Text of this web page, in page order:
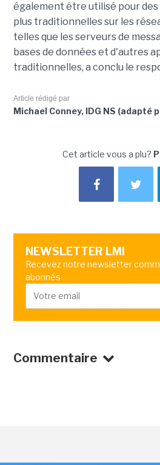
également être utilisé pour des
plus traditionnelles sur les
telles que les serveurs de
bases de données et d'autres
traditionnelles, a conclu le
Article rédigé par
Michael Conney, IDG NS (adapté
Cet article vous a plu?
NEWSLETTER LMI
Recevez notre newsletter
abonnés
Commentaire